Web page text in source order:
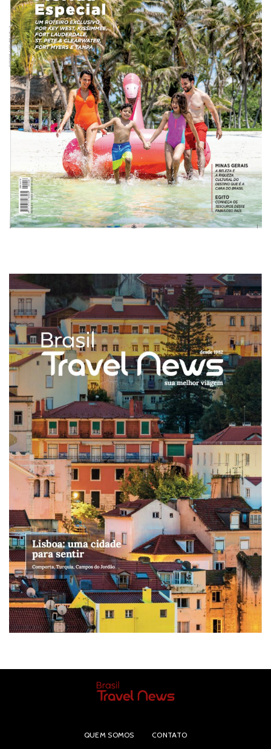
QUEM SOMOS CONTATO